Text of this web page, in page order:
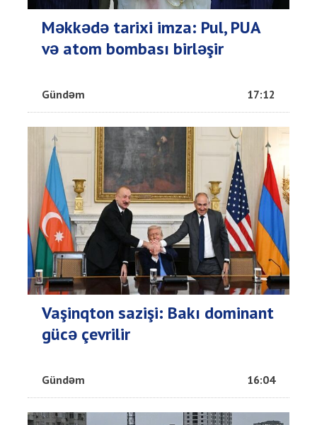
Məkkədə tarixi imza: Pul, PUA
və atom bombası birləşir
Gündəm 17:12
Vaşinqton sazişi: Bakı dominant
gücə çevrilir
Gündəm 16:04